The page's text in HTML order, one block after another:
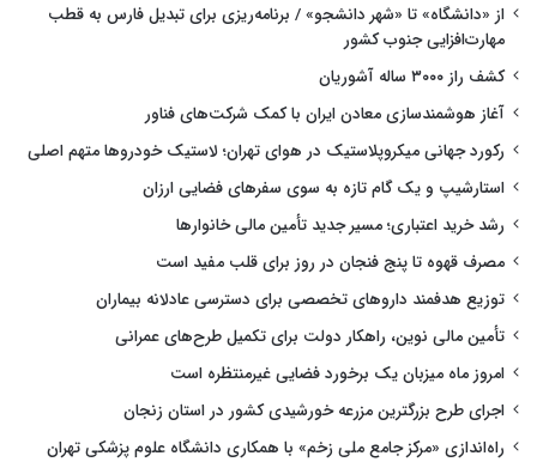
از «دانشگاه» تا «شهر دانشجو» / برنامه‌ریزی برای تبدیل فارس به قطب
مهارت‌افزایی جنوب کشور
کشف راز ۳۰۰۰ ساله آشوریان
آغاز هوشمندسازی معادن ایران با کمک شرکت‌های فناور
رکورد جهانی میکروپلاستیک در هوای تهران؛ لاستیک خودروها متهم اصلی
استارشیپ و یک گام تازه به سوی سفرهای فضایی ارزان
رشد خرید اعتباری؛ مسیر جدید تأمین مالی خانوارها
مصرف قهوه تا پنج فنجان در روز برای قلب مفید است
توزیع هدفمند داروهای تخصصی برای دسترسی عادلانه بیماران
تأمین مالی نوین، راهکار دولت برای تکمیل طرح‌های عمرانی
امروز ماه میزبان یک برخورد فضایی غیرمنتظره است
اجرای طرح بزرگترین مزرعه خورشیدی کشور در استان زنجان
راه‌اندازی «مرکز جامع ملی زخم» با همکاری دانشگاه علوم پزشکی تهران